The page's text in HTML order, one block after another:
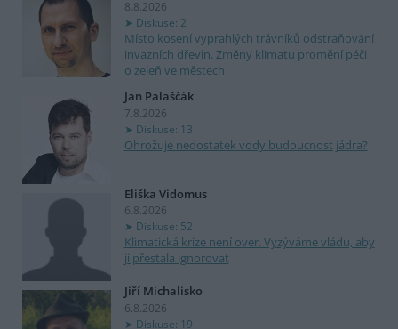
8.8.2026
Diskuse: 2
Místo kosení vyprahlých trávníků odstraňování
invazních dřevin. Změny klimatu promění péči
o zeleň ve městech
Jan Palaščák
7.8.2026
Diskuse: 13
Ohrožuje nedostatek vody budoucnost jádra?
Eliška Vidomus
6.8.2026
Diskuse: 52
Klimatická krize není over. Vyzýváme vládu, aby
ji přestala ignorovat
Jiří Michalisko
6.8.2026
Diskuse: 19